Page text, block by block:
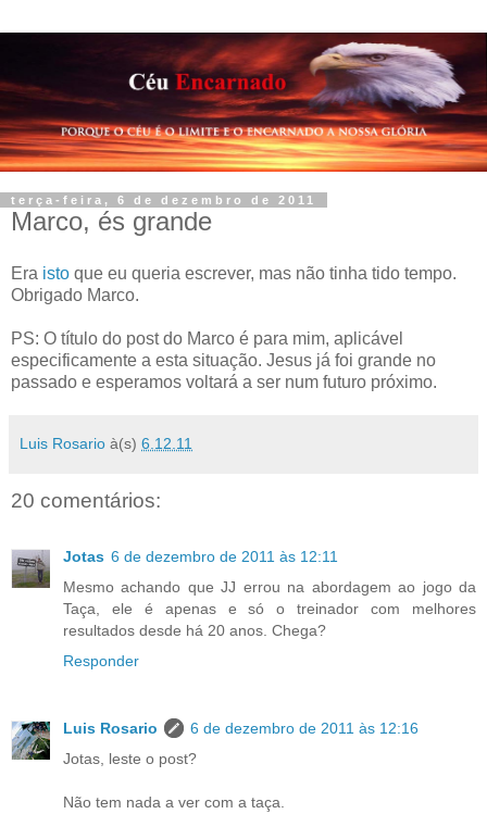
terça-feira, 6 de dezembro de 2011
Marco, és grande
Era isto que eu queria escrever, mas não tinha tido tempo.
Obrigado Marco.
PS: O título do post do Marco é para mim, aplicável
especificamente a esta situação. Jesus já foi grande no
passado e esperamos voltará a ser num futuro próximo.
Luis Rosario à(s) 6.12.11
20 comentários:
Jotas 6 de dezembro de 2011 às 12:11
Mesmo achando que JJ errou na abordagem ao jogo da
Taça, ele é apenas e só o treinador com melhores
resultados desde há 20 anos. Chega?
Responder
Luis Rosario
6 de dezembro de 2011 às 12:16
Jotas, leste o post?
Não tem nada a ver com a taça.